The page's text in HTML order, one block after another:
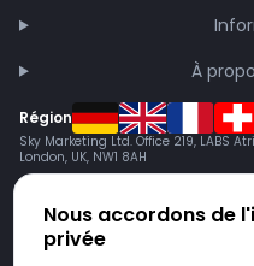
À
Région
Sky Marketing Ltd. Office 219, LABS
London, UK, NW1 8AH
Nous accordons de
privée